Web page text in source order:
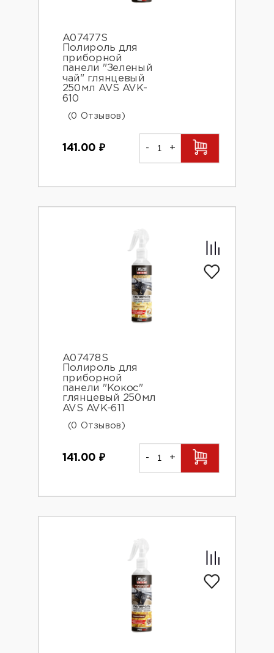
A07477S
Полироль для
приборной
панели "Зеленый
чай" глянцевый
250мл AVS AVK-
610
(0 Отзывов)
141.00 ₽ - +
A07478S
Полироль для
приборной
панели "Кокос"
глянцевый 250мл
AVS AVK-611
(0 Отзывов)
141.00 ₽ - +